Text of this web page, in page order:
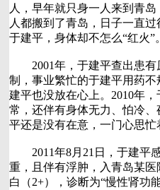
人，早年就只身一人来到青
人都搬到了青岛，日子一直
于建平，身体却不怎么“红火”。
2001年，于建平查出患有
制，事业繁忙的于建平用药
建平也没放在心上。2010年
常，还伴有身体无力、怕冷
平还是没有在意，一门心思忙
2011年8月21日，于建平
重，且伴有浮肿，入青岛某医
白（2+），诊断为“慢性肾功